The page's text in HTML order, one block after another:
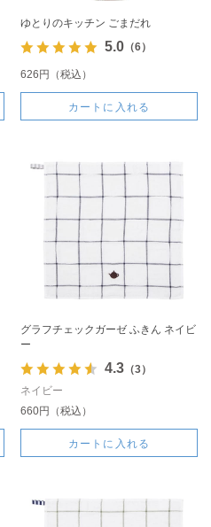
ゆとりのキッチン ごまだれ
5.0（6）
626円（税込）
カートに入れる
グラフチェックガーゼ ふきん ネイビ
ー
4.3（3）
ネイビー
660円（税込）
カートに入れる